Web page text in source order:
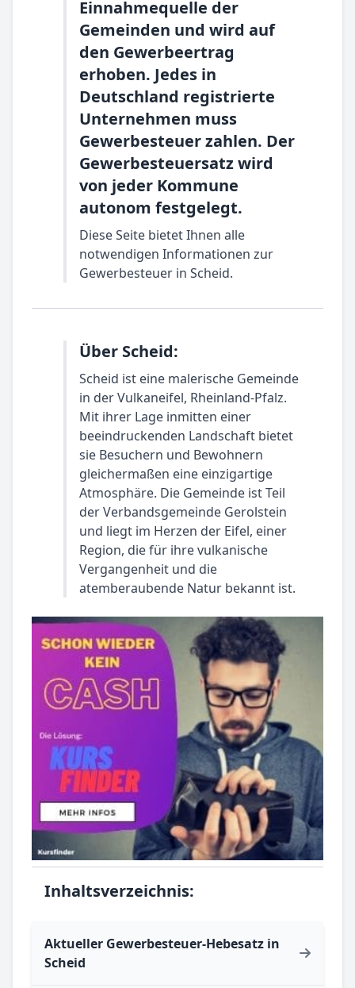
Einnahmequelle der
Gemeinden und wird auf
den Gewerbeertrag
erhoben. Jedes in
Deutschland registrierte
Unternehmen muss
Gewerbesteuer zahlen. Der
Gewerbesteuersatz wird
von jeder Kommune
autonom festgelegt.
Diese Seite bietet Ihnen alle
notwendigen Informationen zur
Gewerbesteuer in Scheid.
Über Scheid:
Scheid ist eine malerische Gemeinde
in der Vulkaneifel, Rheinland-Pfalz.
Mit ihrer Lage inmitten einer
beeindruckenden Landschaft bietet
sie Besuchern und Bewohnern
gleichermaßen eine einzigartige
Atmosphäre. Die Gemeinde ist Teil
der Verbandsgemeinde Gerolstein
und liegt im Herzen der Eifel, einer
Region, die für ihre vulkanische
Vergangenheit und die
atemberaubende Natur bekannt ist.
Inhaltsverzeichnis:
Aktueller Gewerbesteuer-Hebesatz in
Scheid